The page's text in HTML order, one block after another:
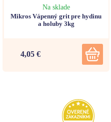
Na sklade
Mikros Vápenný grit pre hydinu
a holuby 3kg
4,05 €